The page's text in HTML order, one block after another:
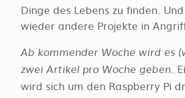
Dinge des Lebens zu finden.
wieder andere Projekte in
Ab kommender Woche wird es
zwei Artikel pro Woche geben.
wird sich um den Raspberry Pi